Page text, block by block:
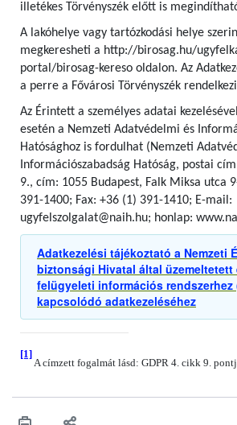
illetékes Törvényszék előtt is
A lakóhelye vagy tartózkodási helye
megkeresheti a http://birosag.hu/
portal/birosag-kereso oldalon. Az
a perre a Fővárosi Törvényszék
Az Érintett a személyes adatai
esetén a Nemzeti Adatvédelmi és
Hatósághoz is fordulhat (Nemzeti
Információszabadság Hatóság, postai
9., cím: 1055 Budapest, Falk Miksa utca
391-1400; Fax: +36 (1) 391-1410; E-mail:
ugyfelszolgalat@naih.hu; honlap:
Adatkezelési tájékoztató a Nemzeti
biztonsági Hivatal által üzemeltetett
felügyeleti információs rendszerhez
kapcsolódó adatkezeléséhez
[1]
A címzett fogalmát lásd: GDPR 4. cikk 9.